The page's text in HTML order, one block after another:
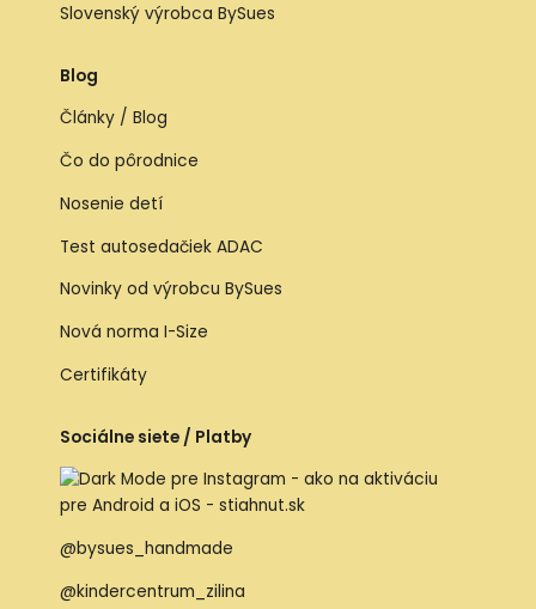
Slovenský výrobca BySues
Blog
Články / Blog
Čo do pôrodnice
Nosenie detí
Test autosedačiek ADAC
Novinky od výrobcu BySues
Nová norma I-Size
Certifikáty
Sociálne siete / Platby
@bysues_handmade
@kindercentrum_zilina